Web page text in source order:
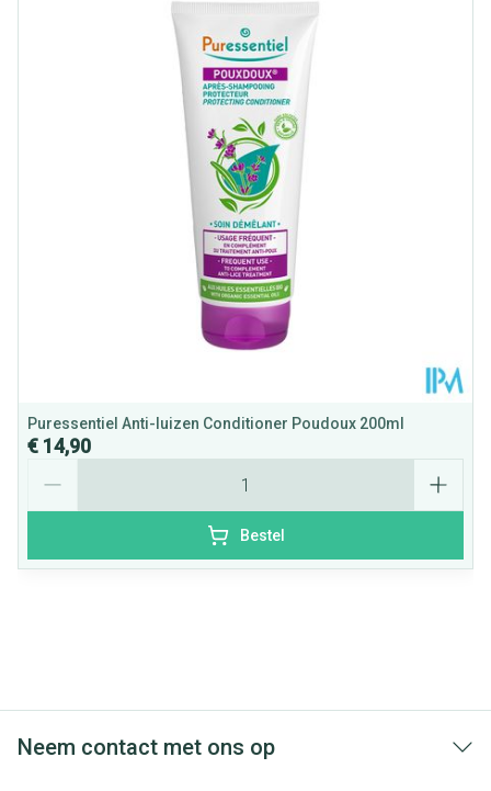
Dieetbeperkingen
Kamertemperatuur (15°C -
25°C)
Puressentiel Anti-luizen Conditioner Poudoux 200ml
€ 14,90
Bestel
Neem contact met ons op